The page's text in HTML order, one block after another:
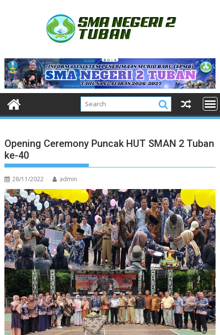
Opening Ceremony Puncak HUT SMAN 2 Tuban
ke-40
28/11/2022 admin